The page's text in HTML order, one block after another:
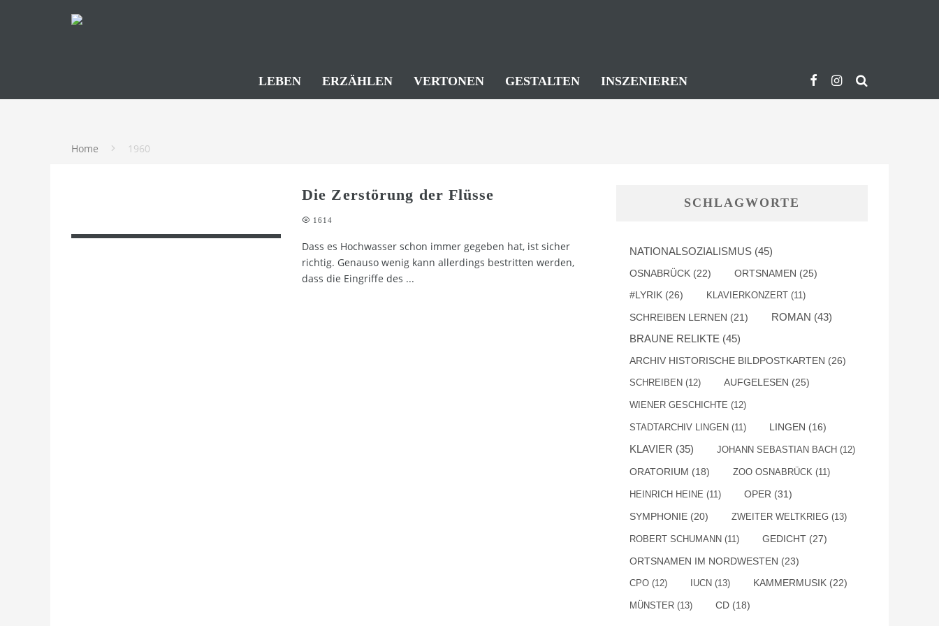
LEBEN ERZÄHLEN VERTONEN GESTALTEN INSZENIEREN
Home 1960
Die Zerstörung der Flüsse
1614
Dass es Hochwasser schon immer gegeben hat, ist sicher
richtig. Genauso wenig kann allerdings bestritten werden,
dass die Eingriffe des ...
SCHLAGWORTE
NATIONALSOZIALISMUS (45)
OSNABRÜCK (22) ORTSNAMEN (25)
#LYRIK (26) KLAVIERKONZERT (11)
SCHREIBEN LERNEN (21) ROMAN (43)
BRAUNE RELIKTE (45)
ARCHIV HISTORISCHE BILDPOSTKARTEN (26)
SCHREIBEN (12) AUFGELESEN (25)
WIENER GESCHICHTE (12)
STADTARCHIV LINGEN (11) LINGEN (16)
KLAVIER (35) JOHANN SEBASTIAN BACH (12)
ORATORIUM (18) ZOO OSNABRÜCK (11)
HEINRICH HEINE (11) OPER (31)
SYMPHONIE (20) ZWEITER WELTKRIEG (13)
ROBERT SCHUMANN (11) GEDICHT (27)
ORTSNAMEN IM NORDWESTEN (23)
CPO (12) IUCN (13) KAMMERMUSIK (22)
MÜNSTER (13) CD (18)